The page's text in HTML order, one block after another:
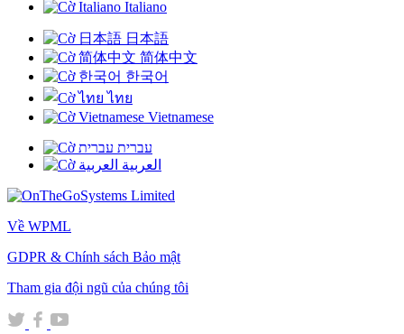
Italiano
日本語
简体中文
한국어
ไทย
Vietnamese
עברית
العربية
Về WPML
GDPR & Chính sách Bảo mật
Tham gia đội ngũ của chúng tôi
(mở (mở(mở